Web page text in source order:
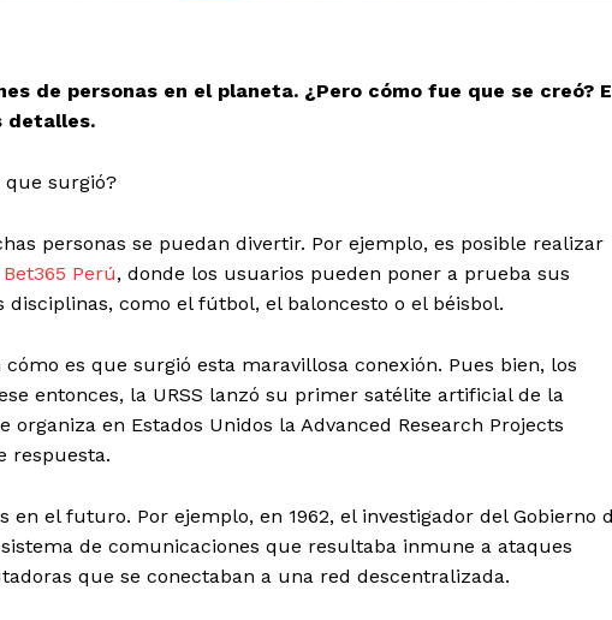
de personas en el planeta. ¿Pero cómo fue que se creó?
detalles.
que surgió?
personas se puedan divertir. Por ejemplo, es posible realizar
Bet365 Perú, donde los usuarios pueden poner a prueba sus
como el fútbol, el baloncesto o el béisbol.
es que surgió esta maravillosa conexión. Pues bien, los
entonces, la URSS lanzó su primer satélite artificial de la
organiza en Estados Unidos la Advanced Research Projects
respuesta.
en el futuro. Por ejemplo, en 1962, el investigador del Gobierno
de comunicaciones que resultaba inmune a ataques
que se conectaban a una red descentralizada.